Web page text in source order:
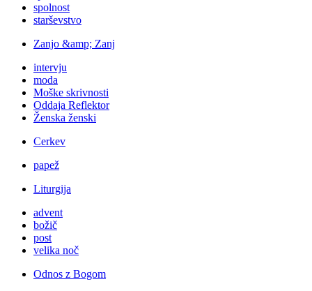
spolnost
starševstvo
Zanjo &amp; Zanj
intervju
moda
Moške skrivnosti
Oddaja Reflektor
Ženska ženski
Cerkev
papež
Liturgija
advent
božič
post
velika noč
Odnos z Bogom